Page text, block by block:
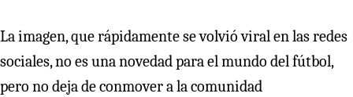
La imagen, que rápidamente se volvió viral en las redes
sociales, no es una novedad para el mundo del fútbol,
pero no deja de conmover a la comunidad